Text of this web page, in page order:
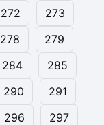
272
273
278
279
284
285
290
291
296
297